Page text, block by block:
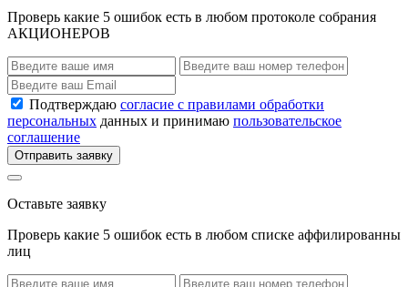
Проверь какие 5 ошибок есть в любом протоколе собрания
АКЦИОНЕРОВ
Подтверждаю согласие с правилами обработки
персональных данных и принимаю пользовательское
соглашение
Отправить заявку
Оставьте заявку
Проверь какие 5 ошибок есть в любом списке аффилированны
лиц